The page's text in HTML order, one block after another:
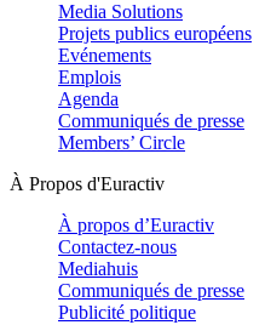
Media Solutions
Projets publics européens
Evénements
Emplois
Agenda
Communiqués de presse
Members’ Circle
À Propos d'Euractiv
À propos d’Euractiv
Contactez-nous
Mediahuis
Communiqués de presse
Publicité politique